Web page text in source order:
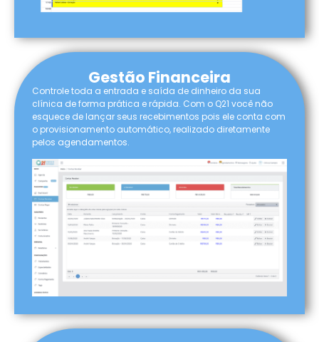
Gestão Financeira
Controle toda a entrada e saída de dinheiro da sua
clínica de forma prática e rápida. Com o Q21 você não
esquece de lançar seus recebimentos pois ele conta com
o provisionamento automático, realizado diretamente
pelos agendamentos.